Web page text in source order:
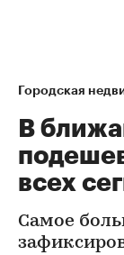
Городская
В
всех
Самое